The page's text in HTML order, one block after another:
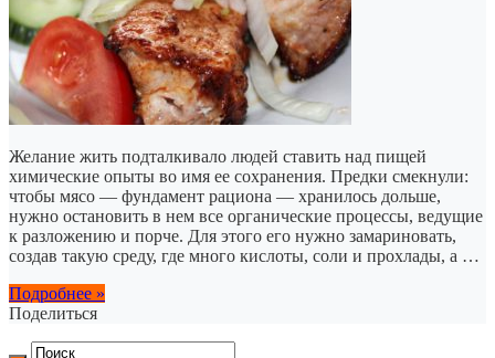
Желание жить подталкивало людей ставить над пищей
химические опыты во имя ее сохранения. Предки смекнули:
чтобы мясо — фундамент рациона — хранилось дольше,
нужно остановить в нем все органические процессы, ведущие
к разложению и порче. Для этого его нужно замариновать,
создав такую среду, где много кислоты, соли и прохлады, а …
Подробнее »
Поделиться